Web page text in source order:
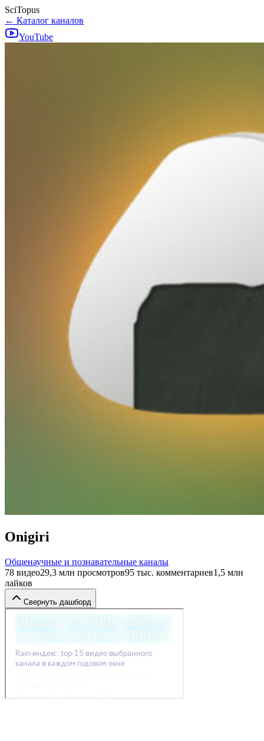
SciTopus
← Каталог каналов
YouTube
Onigiri
Общенаучные и познавательные каналы
78 видео29,3 млн просмотров95 тыс. комментариев1,5 млн
лайков
Свернуть дашборд